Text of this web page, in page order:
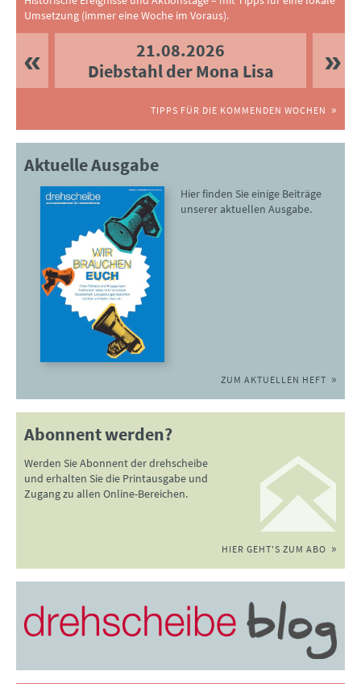
Umsetzung (immer eine Woche im Voraus).
21.08.2026
Diebstahl der Mona Lisa
TIPPS FÜR DIE KOMMENDEN WOCHEN
Aktuelle Ausgabe
Hier finden Sie einige Beiträge
unserer aktuellen Ausgabe.
ZUM AKTUELLEN HEFT
Abonnent werden?
Werden Sie Abonnent der drehscheibe
und erhalten Sie die Printausgabe und
Zugang zu allen Online-Bereichen.
HIER GEHT'S ZUM ABO